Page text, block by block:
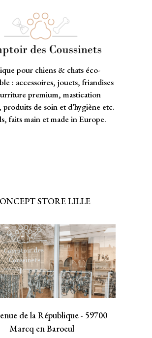
pour chiens & chats éco-
: accessoires, jouets, friandises
premium, mastication
de soin et d’hygiène etc.
faits main et made in Europe.
STORE LILLE
de la République - 59700
Marcq en Baroeul